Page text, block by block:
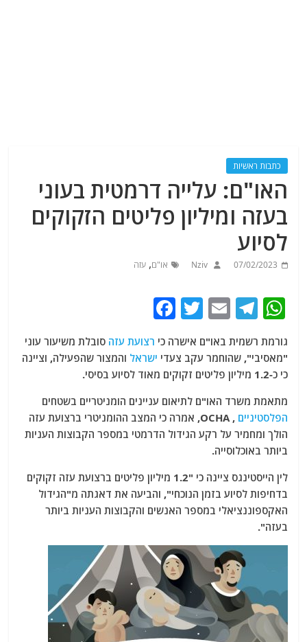
כתבות ראשיות
האו"ם: עלייה דרמטית בעוני
בעזה ומיליון פליטים הזקוקים
לסיוע
07/02/2023
Nziv או"ם,עזה
W
at
s
A
p
p
T
e
g
ra
m
E
ai
l
T
itt
er
c
e
b
o
o
גורמת רשמית באו"ם אישרה כי רצועת עזה סובלת משיעור עוני
"מאסיבי", שהוחמר עקב צעדי ישראל והמצור שהפעילה, וציינה
כי כ-1.2 מיליון פליטים זקוקים מאוד לסיוע בסיסי.
מתאמת משרד האו"ם לתיאום עניינים הומניטריים בשטחים
הפלסטיניים
, OCHA, אמרה כי המצב ההומניטרי ברצועת עזה
הולך ומחמיר על רקע הגידול הדרמטי במספר הקבוצות העניות
ביותר באוכלוסייה.
לין הייסטינגס ציינה כי "1.2 מיליון פליטים ברצועת עזה זקוקים
בדחיפות לסיוע בזמן הנוכחי", והביעה את דאגתה מ"הגידול
האקספוננציאלי במספר האנשים והקבוצות העניות ביותר
בעזה".